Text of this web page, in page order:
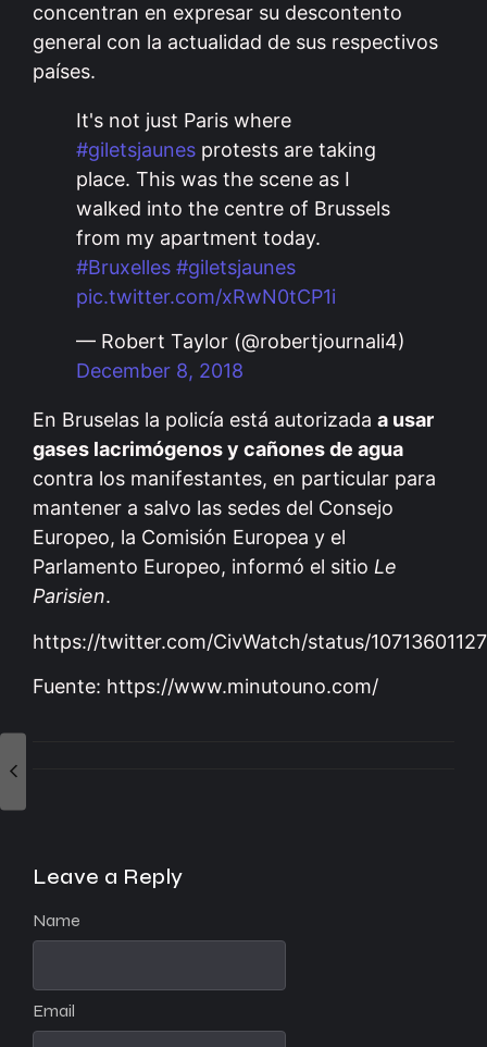
concentran en expresar su descontento
general con la actualidad de sus respectivos
países.
It's not just Paris where
#giletsjaunes protests are taking
place. This was the scene as I
walked into the centre of Brussels
from my apartment today.
#Bruxelles #giletsjaunes
pic.twitter.com/xRwN0tCP1i
— Robert Taylor (@robertjournali4)
December 8, 2018
En Bruselas la policía está autorizada a usar
gases lacrimógenos y cañones de agua
contra los manifestantes, en particular para
mantener a salvo las sedes del Consejo
Europeo, la Comisión Europea y el
Parlamento Europeo, informó el sitio Le
Parisien.
https://twitter.com/CivWatch/status/
Fuente: https://www.minutouno.com/
Leave a Reply
Name
Email